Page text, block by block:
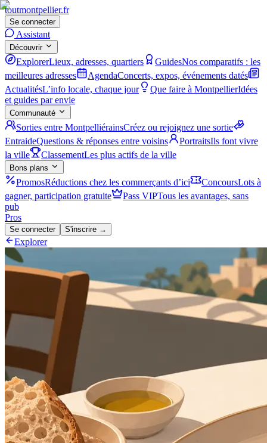
toutmontpellier.fr
Se connecter
Assistant
Découvrir
ExplorerLieux, adresses, quartiers GuidesNos comparatifs : les
meilleures adresses
AgendaConcerts, expos, événements datés
ActualitésL’info locale, chaque jour Que faire à MontpellierIdées
et guides par envie
Communauté
Sorties entre MontpelliérainsCréez ou rejoignez une sortie
EntraideQuestions & réponses entre voisins PortraitsIls font vivre
la ville
ClassementLes plus actifs de la ville
Bons plans
PromosRéductions chez les commerçants d’ici ConcoursLots à
gagner, participation gratuite
Pass VIPTous les avantages, sans
pub
Pros
Se connecter S'inscrire →
Explorer